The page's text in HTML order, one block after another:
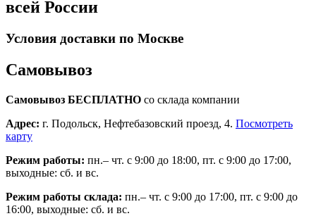
всей России
Условия доставки по Москве
Самовывоз
Самовывоз БЕСПЛАТНО со склада компании
Адрес: г. Подольск, Нефтебазовский проезд, 4. Посмотреть
карту
Режим работы: пн.– чт. с 9:00 до 18:00, пт. с 9:00 до 17:00,
выходные: сб. и вс.
Режим работы склада: пн.– чт. с 9:00 до 17:00, пт. с 9:00 до
16:00, выходные: сб. и вс.